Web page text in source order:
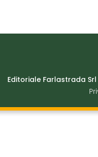
Editoriale Farlastrada Srl